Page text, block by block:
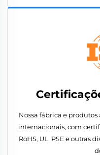
Nossa fábrica e
internacionais, com
RoHS, UL, PSE e outras